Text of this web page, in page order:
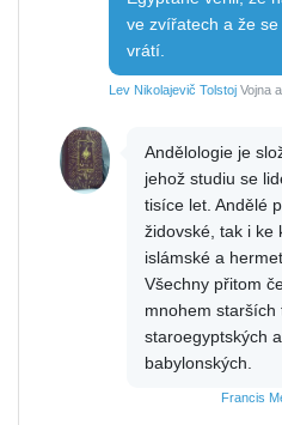
ve zvířatech a že
vrátí.
Lev Nikolajevič Tolstoj Vojna
Andělologie je
jehož studiu se
tisíce let. Andělé
židovské, tak i ke
islámské a
Všechny přitom
mnohem starších
staroegyptských a
babylonských.
Francis